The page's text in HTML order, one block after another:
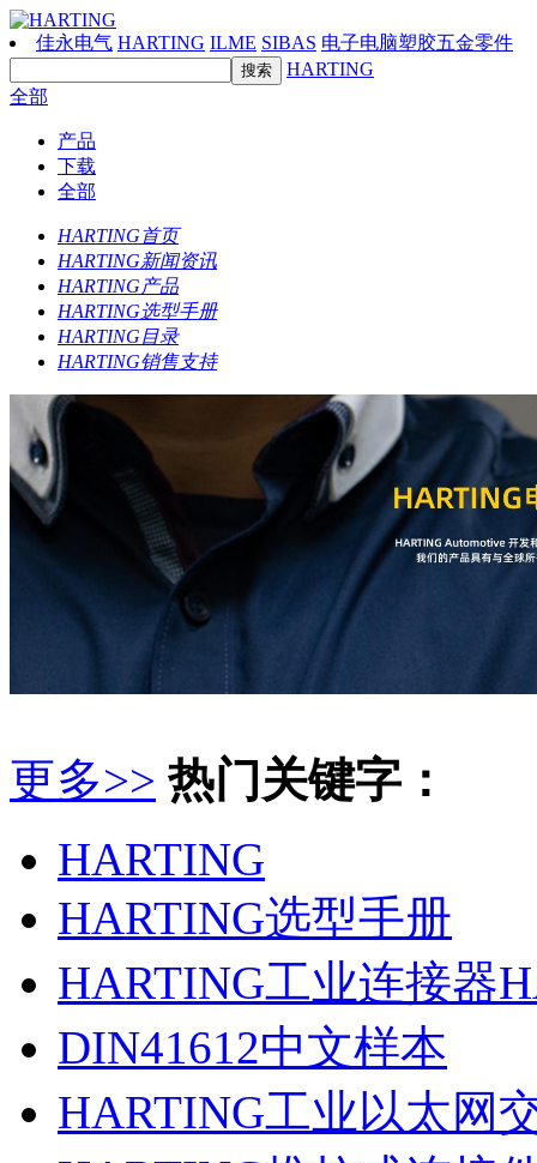
佳永电气 HARTING ILME SIBAS 电子电脑塑胶五金零件
HARTING
全部
产品
下载
全部
HARTING首页
HARTING新闻资讯
HARTING产品
HARTING选型手册
HARTING目录
HARTING销售支持
更多>> 热门关键字：
HARTING
HARTING选型手册
HARTING工业连接器
DIN41612中文样本
HARTING工业以太网